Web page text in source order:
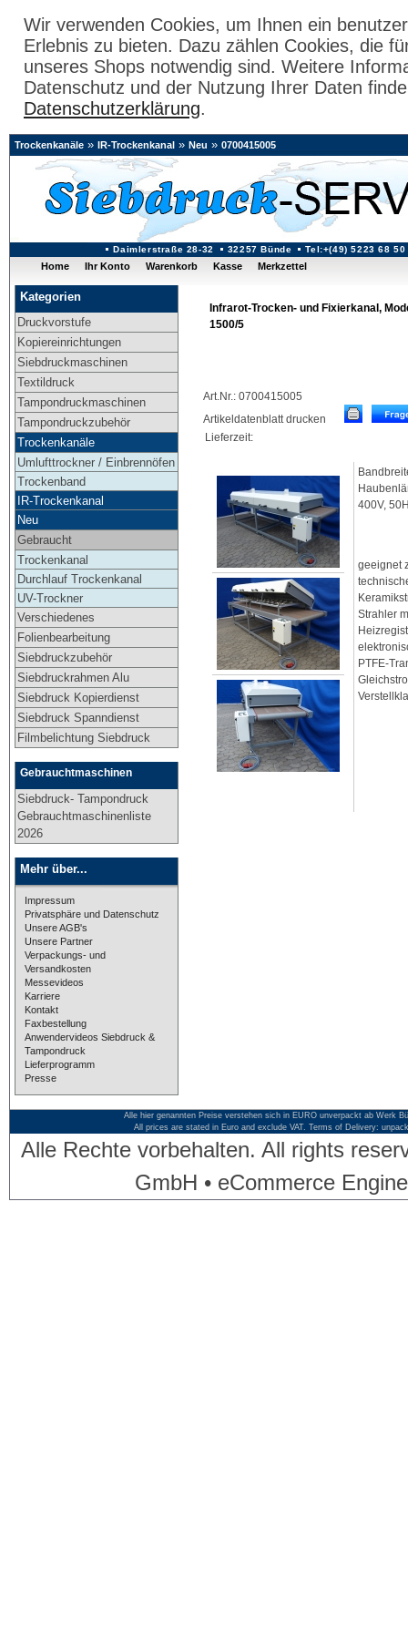
Wir verwenden Cookies, um Ihnen ein
Erlebnis zu bieten. Dazu zählen Cookies, die
unseres Shops notwendig sind. Weitere
Datenschutz und der Nutzung Ihrer Daten
Datenschutzerklärung.
Daimlerstraße 28-32 32257 Bünde Tel:+(49) 5223 68 50
Trockenkanäle » IR-Trockenkanal » Neu » 0700415005
Home Ihr Konto Warenkorb Kasse Merkzettel
Kategorien
Druckvorstufe
Kopiereinrichtungen
Siebdruckmaschinen
Textildruck
Tampondruckmaschinen
Tampondruckzubehör
Trockenkanäle
Umlufttrockner / Einbrennöfen
Trockenband
IR-Trockenkanal
Neu
Gebraucht
Trockenkanal
Durchlauf Trockenkanal
UV-Trockner
Verschiedenes
Folienbearbeitung
Siebdruckzubehör
Siebdruckrahmen Alu
Siebdruck Kopierdienst
Siebdruck Spanndienst
Filmbelichtung Siebdruck
Gebrauchtmaschinen
Siebdruck- Tampondruck
Gebrauchtmaschinenliste
2026
Mehr über...
Impressum
Privatsphäre und Datenschutz
Unsere AGB's
Unsere Partner
Verpackungs- und
Versandkosten
Messevideos
Karriere
Kontakt
Faxbestellung
Anwendervideos Siebdruck &
Tampondruck
Lieferprogramm
Presse
Infrarot-Trocken- und Fixierkanal,
1500/5
Art.Nr.: 0700415005
Artikeldatenblatt drucken
Lieferzeit:
400V,
geeignet
Strahler
PTFE-
Alle hier genannten Preise verstehen sich in EURO unverpackt ab Werk
All prices are stated in Euro and exclude VAT. Terms of Delivery:
Alle Rechte vorbehalten. All rights
GmbH • eCommerce